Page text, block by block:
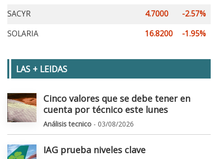
SACYR
4.7000
-2.57%
SOLARIA
16.8200 -1.95%
LAS + LEIDAS
Cinco valores que se debe tener en
cuenta por técnico este lunes
Análisis tecnico - 03/08/2026
IAG prueba niveles clave